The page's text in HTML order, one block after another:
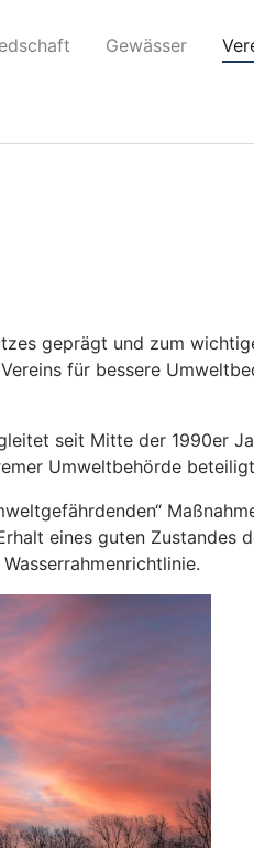
Das Skript mit dem
wurde in Version 6.9.1
Gewässer
geprägt und zum
für bessere
seit Mitte der 1990er
Umweltbehörde
eines guten Zustandes